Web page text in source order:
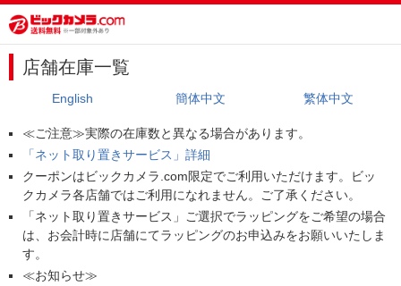
店舗在庫一覧
English 簡体中文 繁体中文
≪ご注意≫実際の在庫数と異なる場合があります。
「ネット取り置きサービス」詳細
クーポンはビックカメラ.com限定でご利用いただけます。ビッ
クカメラ各店舗ではご利用になれません。ご了承ください。
「ネット取り置きサービス」ご選択でラッピングをご希望の場合
は、お会計時に店舗にてラッピングのお申込みをお願いいたしま
す。
≪お知らせ≫